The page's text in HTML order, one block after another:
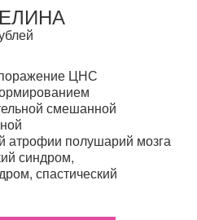
поражение ЦНС
смешанной
атрофии полушарий мозга
синдром,
спастический